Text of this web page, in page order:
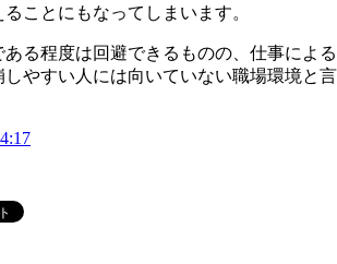
ことにもなってしまいます。
る程度は回避できるものの、仕事による
しやすい人には向いていない職場環境と言